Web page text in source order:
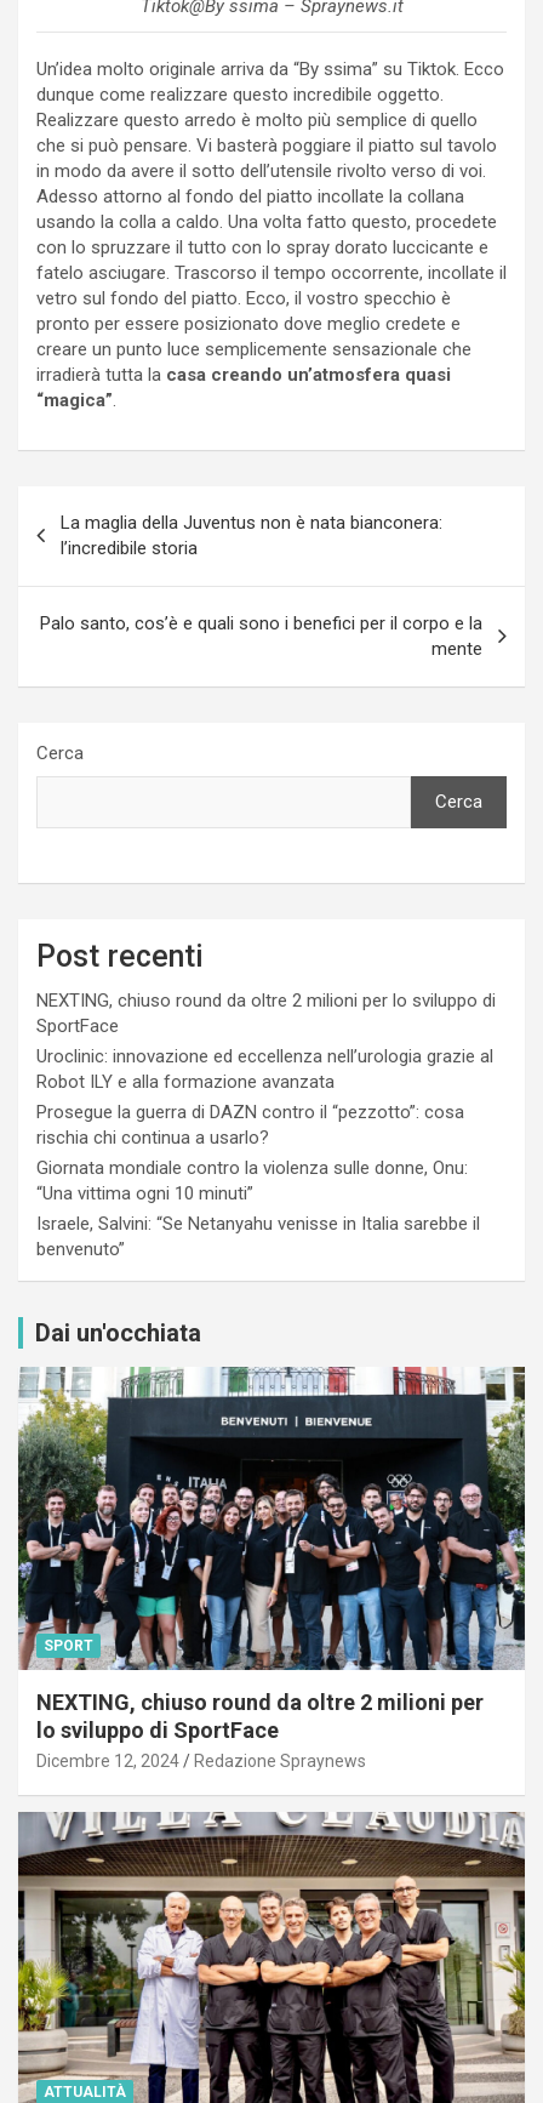
Tiktok@By ssima – Spraynews.it
Un’idea molto originale arriva da “By ssima” su Tiktok. Ecco
dunque come realizzare questo incredibile oggetto.
Realizzare questo arredo è molto più semplice di quello
che si può pensare. Vi basterà poggiare il piatto sul tavolo
in modo da avere il sotto dell’utensile rivolto verso di voi.
Adesso attorno al fondo del piatto incollate la collana
usando la colla a caldo. Una volta fatto questo, procedete
con lo spruzzare il tutto con lo spray dorato luccicante e
fatelo asciugare. Trascorso il tempo occorrente, incollate il
vetro sul fondo del piatto. Ecco, il vostro specchio è
pronto per essere posizionato dove meglio credete e
creare un punto luce semplicemente sensazionale che
irradierà tutta la casa creando un’atmosfera quasi
“magica”.
articoli
La maglia della Juventus non è nata bianconera:
l’incredibile storia
Palo santo, cos’è e quali sono i benefici per il corpo e la
mente
Cerca
Cerca
Post recenti
NEXTING, chiuso round da oltre 2 milioni per lo sviluppo di
SportFace
Uroclinic: innovazione ed eccellenza nell’urologia grazie al
Robot ILY e alla formazione avanzata
Prosegue la guerra di DAZN contro il “pezzotto”: cosa
rischia chi continua a usarlo?
Giornata mondiale contro la violenza sulle donne, Onu:
“Una vittima ogni 10 minuti”
Israele, Salvini: “Se Netanyahu venisse in Italia sarebbe il
benvenuto”
Dai un'occhiata
SPORT
NEXTING, chiuso round da oltre 2 milioni per
lo sviluppo di SportFace
Dicembre 12, 2024 Redazione Spraynews
ATTUALITÀ